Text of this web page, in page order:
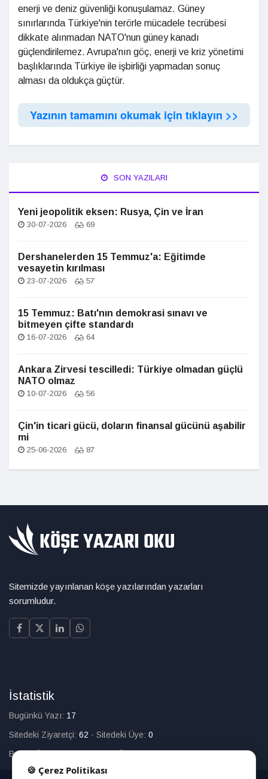
enerji ve deniz güvenliği konuşulamaz. Güney
sınırlarında Türkiye'nin terörle mücadele tecrübesi
dikkate alınmadan NATO'nun güney kanadı
güçlendirilemez. Avrupa'nın göç, enerji ve kriz yönetimi
başlıklarında Türkiye ile işbirliği yapmadan sonuç
alması da oldukça güçtür.
Yazının tamamını okumak için tıklayın >>
SON YAZILARI
Yeni jeopolitik eksen: Rusya, Çin ve İran
30-07-2026 69
Dershanelerden 15 Temmuz'a: Eğitimde
vesayetin kırılması
23-07-2026 57
15 Temmuz: Batı'nın demokrasi sınavı ve
bitmeyen çifte standardı
16-07-2026 64
Ankara Zirvesi tescilledi: Türkiye olmadan güçlü
NATO olmaz
10-07-2026 56
Çin'in ticari gücü, doların finansal gücünü aşabilir
mi
25-06-2026 87
Sitemizde yayınlanan köşe yazılarından yazarları
sorumludur.
İstatistik
Bugünkü Yazı: 17
Sitedeki Ziyaretçi: 62 · Sitedeki Üye: 0
Bugün Üye Olan:0·Toplam Üye:226
🍪 Çerez Politikası